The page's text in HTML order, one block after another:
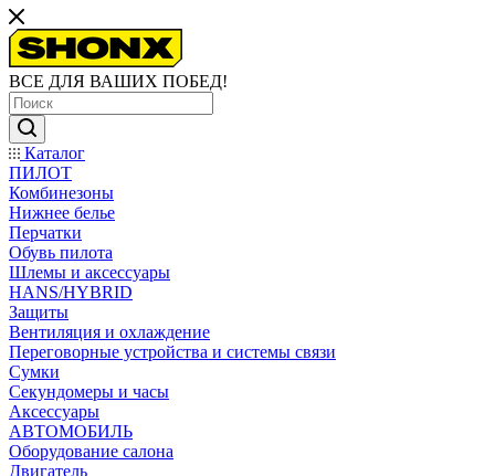
ВСЕ ДЛЯ ВАШИХ ПОБЕД!
Каталог
ПИЛОТ
Комбинезоны
Нижнее белье
Перчатки
Обувь пилота
Шлемы и аксессуары
HANS/HYBRID
Защиты
Вентиляция и охлаждение
Переговорные устройства и системы связи
Сумки
Секундомеры и часы
Аксессуары
АВТОМОБИЛЬ
Оборудование салона
Двигатель